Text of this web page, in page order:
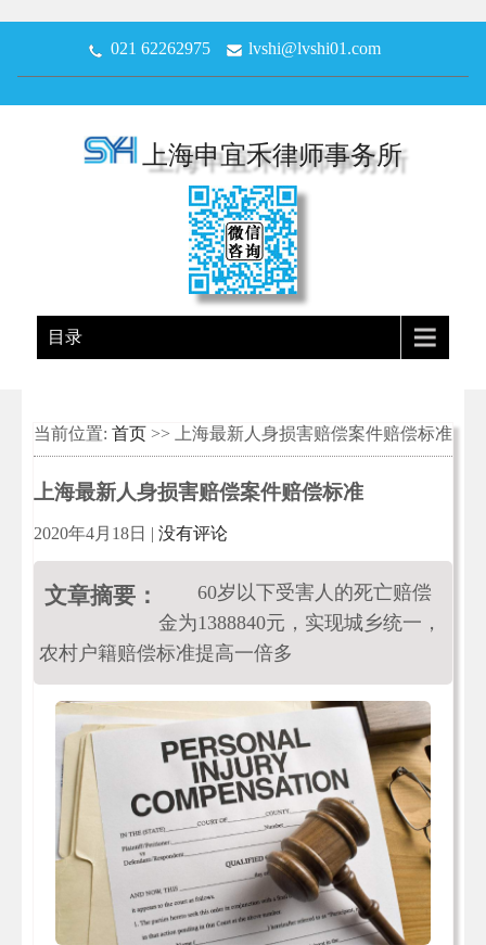
021 62262975 lvshi@lvshi01.com
上海申宜禾律师事务所
目录
当前位置: 首页 >> 上海最新人身损害赔偿案件赔偿标准
上海最新人身损害赔偿案件赔偿标准
2020年4月18日 | 没有评论
文章摘要：
60岁以下受害人的死亡赔偿
金为1388840元，实现城乡统一，
农村户籍赔偿标准提高一倍多